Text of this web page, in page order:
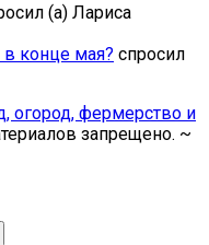
(а) Лариса
конце мая? спросил
огород, фермерство и
запрещено. ~